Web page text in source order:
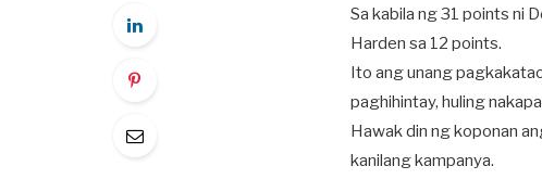
Sa kabila ng 31 points ni
Harden sa 12 points.
Ito ang unang
paghihintay, huling
Hawak din ng koponan
kanilang kampanya.